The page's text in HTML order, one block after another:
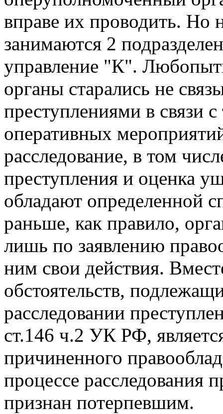
вправе их проводить. Но
занимаются 2
управление "К".
органы старались не
преступлениями в связи
оперативных
расследование, в том
преступления и оценка
обладают определенной
раньше, как правило,
лишь по заявлению
ним свои действия.
обстоятельств,
расследовании
ст.146 ч.2 УК РФ,
причиненного
процессе расследования
признан потерпевшим.